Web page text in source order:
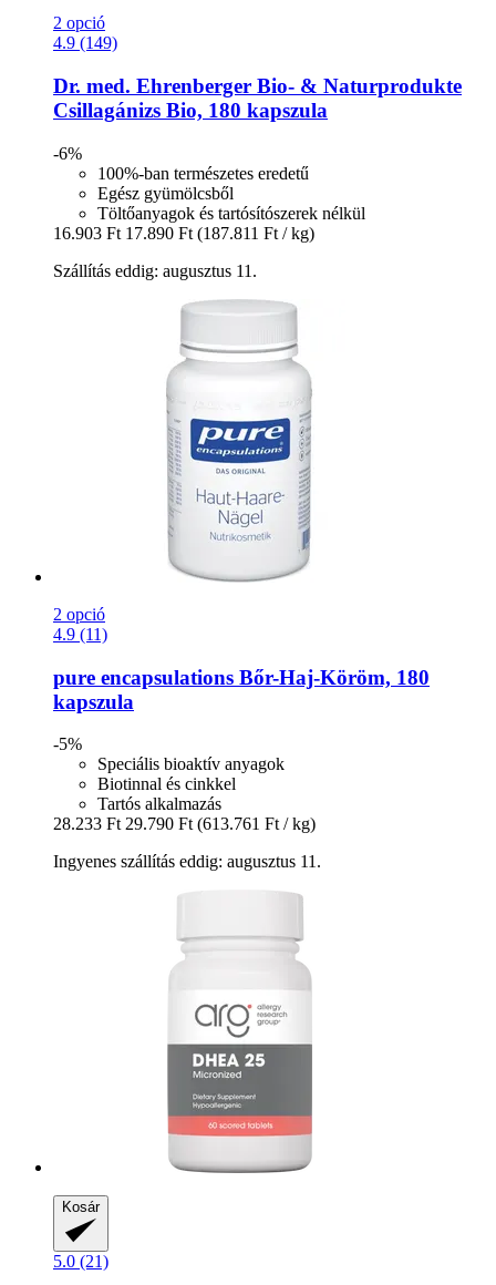
2 opció
4.9 (149)
Dr. med. Ehrenberger Bio- & Naturprodukte
Csillagánizs Bio, 180 kapszula
-6%
100%-ban természetes eredetű
Egész gyümölcsből
Töltőanyagok és tartósítószerek nélkül
16.903 Ft 17.890 Ft (187.811 Ft / kg)
Szállítás eddig: augusztus 11.
2 opció
4.9 (11)
pure encapsulations Bőr-​Haj-​Köröm, 180
kapszula
-5%
Speciális bioaktív anyagok
Biotinnal és cinkkel
Tartós alkalmazás
28.233 Ft 29.790 Ft (613.761 Ft / kg)
Ingyenes szállítás eddig: augusztus 11.
Kosár
5.0 (21)